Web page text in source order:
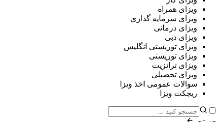
همراه
سرمایه گذاری
درمانی
دبی
توریستی انگلیس
توریستی
ترانزیت
تحصیلی
عمومی اخذ ویزا
ویزا